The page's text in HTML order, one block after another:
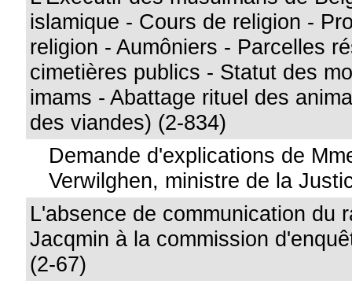
islamique - Cours de religion -
religion - Aumôniers - Parcelles
cimetières publics - Statut des
imams - Abattage rituel des
des viandes) (2-834)
Demande d'explications de
Verwilghen, ministre de la
L'absence de communication du
Jacqmin à la commission
(2-67)